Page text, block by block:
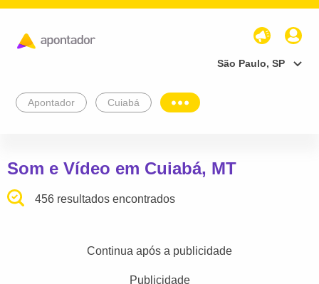
São Paulo, SP
Apontador Cuiabá
Som e Vídeo em Cuiabá, MT
456 resultados encontrados
Continua após a publicidade
Publicidade